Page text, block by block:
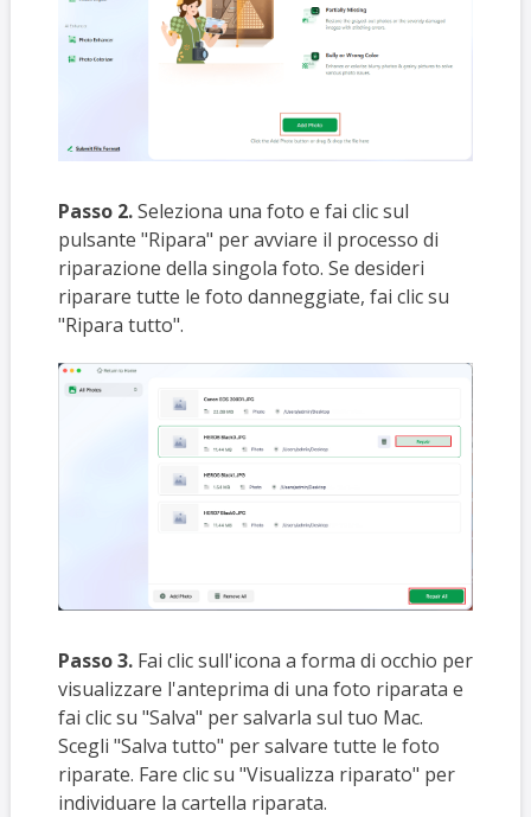
Passo 2.Seleziona una foto e fai clic sul
pulsante "Ripara" per avviare il processo di
riparazione della singola foto. Se desideri
riparare tutte le foto danneggiate, fai clic su
"Ripara tutto".
Passo 3. Fai clic sull'icona a forma di occhio per
visualizzare l'anteprima di una foto riparata e
fai clic su "Salva" per salvarla sul tuo Mac.
Scegli "Salva tutto" per salvare tutte le foto
riparate. Fare clic su "Visualizza riparato" per
individuare la cartella riparata.